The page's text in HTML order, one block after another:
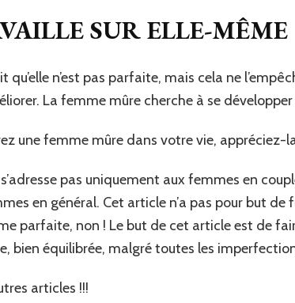
SUR ELLE-MÊME
qu’elle n’est pas parfaite, mais cela ne
La femme mûre cherche à se
une femme mûre dans votre vie, appréciez-
pas uniquement aux femmes en
en général. Cet article n’a pas pour but de
parfaite, non ! Le but de cet article est de
bien équilibrée, malgré toutes les
articles !!!